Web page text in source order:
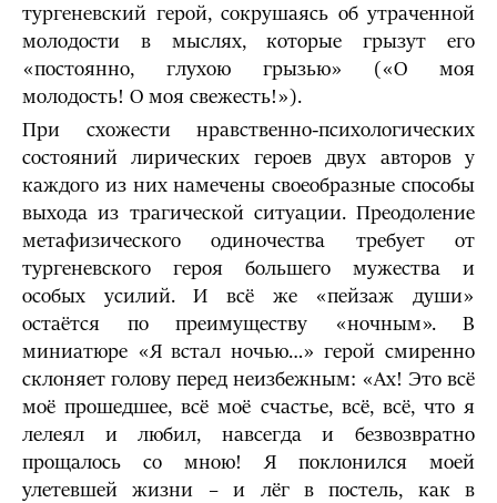
тургеневский герой, сокрушаясь об утраченной
молодости в мыслях, которые грызут его
«постоянно, глухою грызью» («О моя
молодость! О моя свежесть!»).
При схожести нравственно-психологических
состояний лирических героев двух авторов у
каждого из них намечены своеобразные способы
выхода из трагической ситуации. Преодоление
метафизического одиночества требует от
тургеневского героя большего мужества и
особых усилий. И всё же «пейзаж души»
остаётся по преимуществу «ночным». В
миниатюре «Я встал ночью…» герой смиренно
склоняет голову перед неизбежным: «Ах! Это всё
моё прошедшее, всё моё счастье, всё, всё, что я
лелеял и любил, навсегда и безвозвратно
прощалось со мною! Я поклонился моей
улетевшей жизни – и лёг в постель, как в